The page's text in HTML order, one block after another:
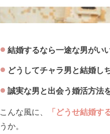
結婚するなら一途な男がい
どうしてチャラ男と結婚し
誠実な男と出会う婚活方法
こんな風に、 「どうせ結婚す
うか。